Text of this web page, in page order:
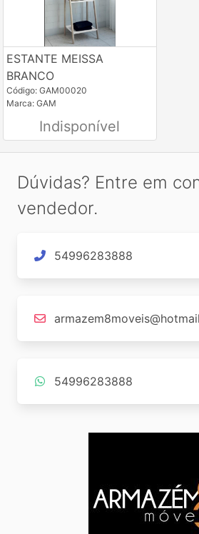
ESTANTE MEISSA
BRANCO
Código: GAM00020
Marca: GAM
Indisponível
Dúvidas? Entre em
vendedor.
54996283888
54996283888